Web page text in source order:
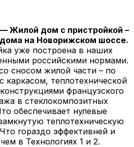
Жилой дом с пристройкой –
на Новорижском шоссе.
уже построена в наших
российскими нормами.
сносом жилой части – по
каркасом, теплотехнической
французского
в стеклокомпозитных
обеспечивает нулевые
теплотехническую
гораздо эффективней и
в Технологиях 1 и 2.